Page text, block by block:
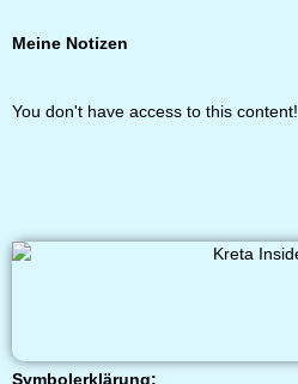
Meine Notizen
You don't have access to this content!
Symbolerklärung: